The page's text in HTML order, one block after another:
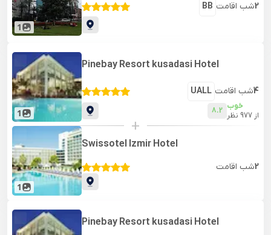
1
BB شب اقامت2
1
Pinebay Resort kusadasi Hotel
UALL شب اقامت4
8.2 خوب
از 977 نظر
+
1
Swissotel Izmir Hotel
شب اقامت2
Pinebay Resort kusadasi Hotel